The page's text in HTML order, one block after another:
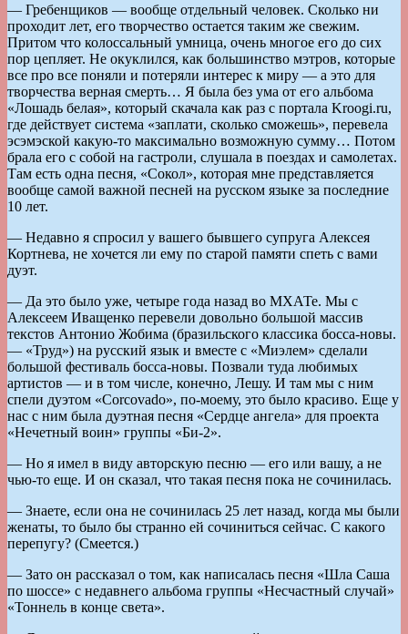
— Гребенщиков — вообще отдельный человек. Сколько ни
проходит лет, его творчество остается таким же свежим.
Притом что колоссальный умница, очень многое его до сих
пор цепляет. Не окуклился, как большинство мэтров, которые
все про все поняли и потеряли интерес к миру — а это для
творчества верная смерть… Я была без ума от его альбома
«Лошадь белая», который скачала как раз с портала Kroogi.ru,
где действует система «заплати, сколько сможешь», перевела
эсэмэской какую-то максимально возможную сумму… Потом
брала его с собой на гастроли, слушала в поездах и самолетах.
Там есть одна песня, «Сокол», которая мне представляется
вообще самой важной песней на русском языке за последние
10 лет.
— Недавно я спросил у вашего бывшего супруга Алексея
Кортнева, не хочется ли ему по старой памяти спеть с вами
дуэт.
— Да это было уже, четыре года назад во МХАТе. Мы с
Алексеем Иващенко перевели довольно большой массив
текстов Антонио Жобима (бразильского классика босса-новы.
— «Труд») на русский язык и вместе с «Миэлем» сделали
большой фестиваль босса-новы. Позвали туда любимых
артистов — и в том числе, конечно, Лешу. И там мы с ним
спели дуэтом «Corcovado», по-моему, это было красиво. Еще у
нас с ним была дуэтная песня «Сердце ангела» для проекта
«Нечетный воин» группы «Би-2».
— Но я имел в виду авторскую песню — его или вашу, а не
чью-то еще. И он сказал, что такая песня пока не сочинилась.
— Знаете, если она не сочинилась 25 лет назад, когда мы были
женаты, то было бы странно ей сочиниться сейчас. С какого
перепугу? (Смеется.)
— Зато он рассказал о том, как написалась песня «Шла Саша
по шоссе» с недавнего альбома группы «Несчастный случай»
«Тоннель в конце света».